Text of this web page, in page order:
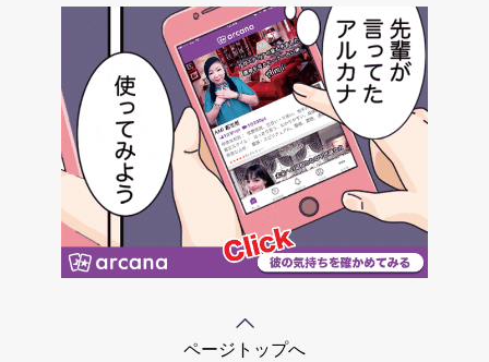
ページトップへ